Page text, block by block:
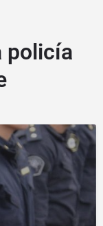
policía